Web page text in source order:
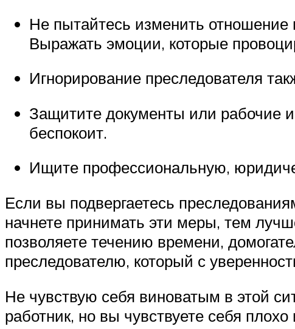
Не пытайтесь изменить отношение
Выражать эмоции, которые
Игнорирование преследователя
Защитите документы или рабочие
беспокоит.
Ищите профессиональную,
Если вы подвергаетесь
начнете принимать эти меры, тем
позволяете течению времени,
преследователю, который с
Не чувствую себя виноватым в этой
работник, но вы чувствуете себя